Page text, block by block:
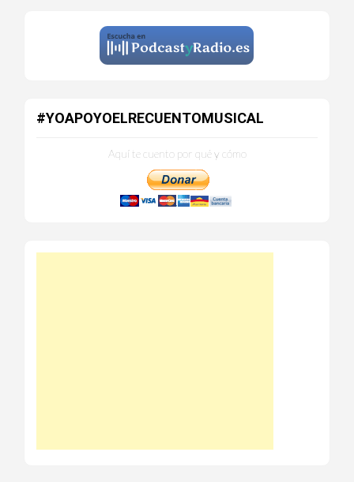
#YOAPOYOELRECUENTOMUSICAL
Aquí te cuento por qué y cómo